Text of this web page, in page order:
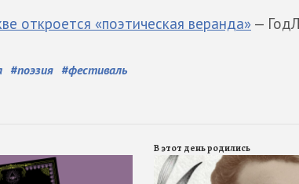
откроется «поэтическая веранда» —
#поэзия #фестиваль
В этот день родились